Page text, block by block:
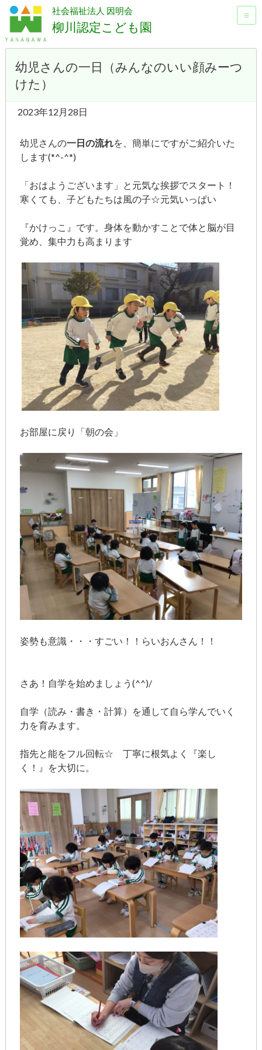
≡
社会福祉法人 因明会
柳川認定こども園
幼児さんの一日（みんなのいい顔みーつ
けた）
2023年12月28日
幼児さんの一日の流れを、簡単にですがご紹介いた
します(*^-^*)
「おはようございます」と元気な挨拶でスタート！
寒くても、子どもたちは風の子☆元気いっぱい
『かけっこ』です。身体を動かすことで体と脳が目
覚め、集中力も高まります
お部屋に戻り「朝の会」
姿勢も意識・・・すごい！！らいおんさん！！
さあ！自学を始めましょう(^^)/
自学（読み・書き・計算）を通して自ら学んでいく
力を育みます。
指先と能をフル回転☆ 丁寧に根気よく『楽し
く！』を大切に。